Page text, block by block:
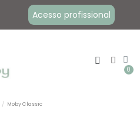
Acesso profissional
Moby Classic